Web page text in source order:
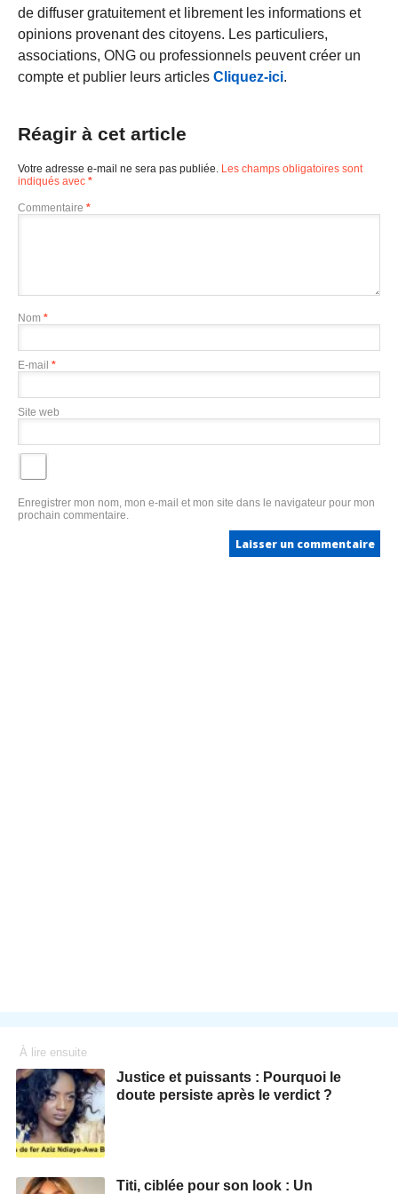
de diffuser gratuitement et librement les informations et
opinions provenant des citoyens. Les particuliers,
associations, ONG ou professionnels peuvent créer un
compte et publier leurs articles Cliquez-ici.
Réagir à cet article
Votre adresse e-mail ne sera pas publiée. Les champs obligatoires sont
indiqués avec *
Commentaire *
Nom *
E-mail *
Site web
Enregistrer mon nom, mon e-mail et mon site dans le navigateur pour mon
prochain commentaire.
À lire ensuite
Justice et puissants : Pourquoi le
doute persiste après le verdict ?
Titi, ciblée pour son look : Un